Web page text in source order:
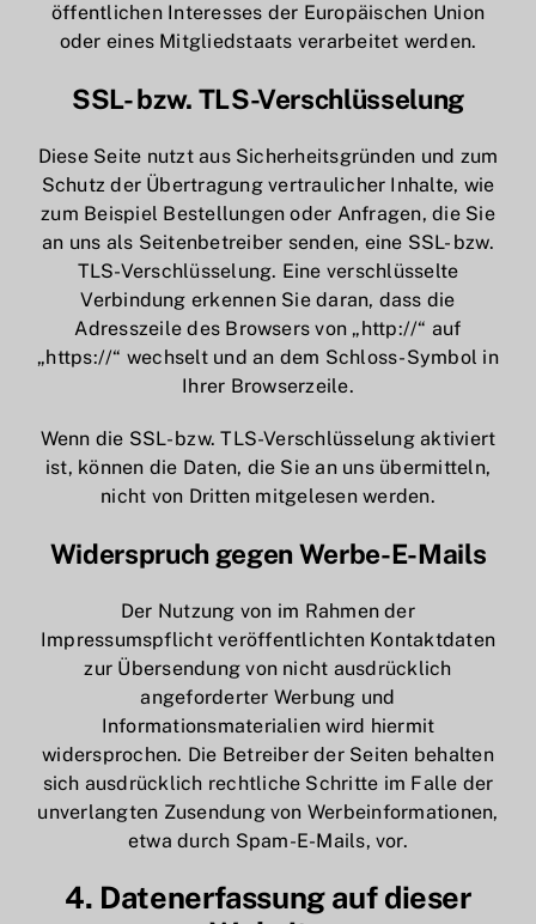
öffentlichen Interesses der Europäischen Union
oder eines Mitgliedstaats verarbeitet werden.
SSL- bzw. TLS-Verschlüsselung
Diese Seite nutzt aus Sicherheitsgründen und zum
Schutz der Übertragung vertraulicher Inhalte, wie
zum Beispiel Bestellungen oder Anfragen, die Sie
an uns als Seitenbetreiber senden, eine SSL- bzw.
TLS-Verschlüsselung. Eine verschlüsselte
Verbindung erkennen Sie daran, dass die
Adresszeile des Browsers von „http://“ auf
„https://“ wechselt und an dem Schloss-Symbol in
Ihrer Browserzeile.
Wenn die SSL- bzw. TLS-Verschlüsselung aktiviert
ist, können die Daten, die Sie an uns übermitteln,
nicht von Dritten mitgelesen werden.
Widerspruch gegen Werbe-E-Mails
Der Nutzung von im Rahmen der
Impressumspflicht veröffentlichten Kontaktdaten
zur Übersendung von nicht ausdrücklich
angeforderter Werbung und
Informationsmaterialien wird hiermit
widersprochen. Die Betreiber der Seiten behalten
sich ausdrücklich rechtliche Schritte im Falle der
unverlangten Zusendung von Werbeinformationen,
etwa durch Spam-E-Mails, vor.
4. Datenerfassung auf dieser